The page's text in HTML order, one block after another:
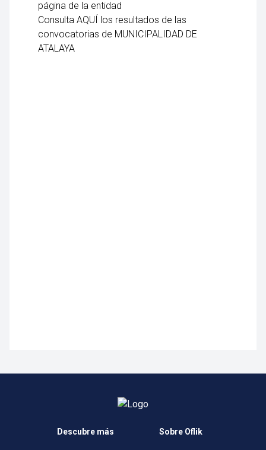
página de la entidad
Consulta AQUÍ los resultados de las
convocatorias de MUNICIPALIDAD DE
ATALAYA
Descubre más Sobre Oflik